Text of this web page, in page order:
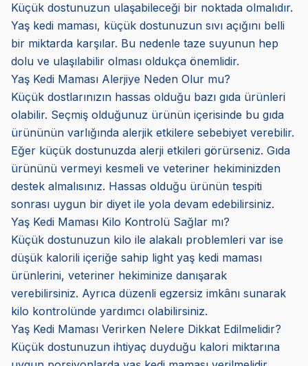
Küçük dostunuzun ulaşabileceği bir noktada olmalıdır.
Yaş kedi maması, küçük dostunuzun sıvı açığını belli
bir miktarda karşılar. Bu nedenle taze suyunun hep
dolu ve ulaşılabilir olması oldukça önemlidir.
Yaş Kedi Maması Alerjiye Neden Olur mu?
Küçük dostlarınızın hassas olduğu bazı gıda ürünleri
olabilir. Seçmiş olduğunuz ürünün içerisinde bu gıda
ürününün varlığında alerjik etkilere sebebiyet verebilir.
Eğer küçük dostunuzda alerji etkileri görürseniz. Gıda
ürününü vermeyi kesmeli ve veteriner hekiminizden
destek almalısınız. Hassas olduğu ürünün tespiti
sonrası uygun bir diyet ile yola devam edebilirsiniz.
Yaş Kedi Maması Kilo Kontrolü Sağlar mı?
Küçük dostunuzun kilo ile alakalı problemleri var ise
düşük kalorili içeriğe sahip light yaş kedi maması
ürünlerini, veteriner hekiminize danışarak
verebilirsiniz. Ayrıca düzenli egzersiz imkânı sunarak
kilo kontrolünde yardımcı olabilirsiniz.
Yaş Kedi Maması Verirken Nelere Dikkat Edilmelidir?
Küçük dostunuzun ihtiyaç duyduğu kalori miktarına